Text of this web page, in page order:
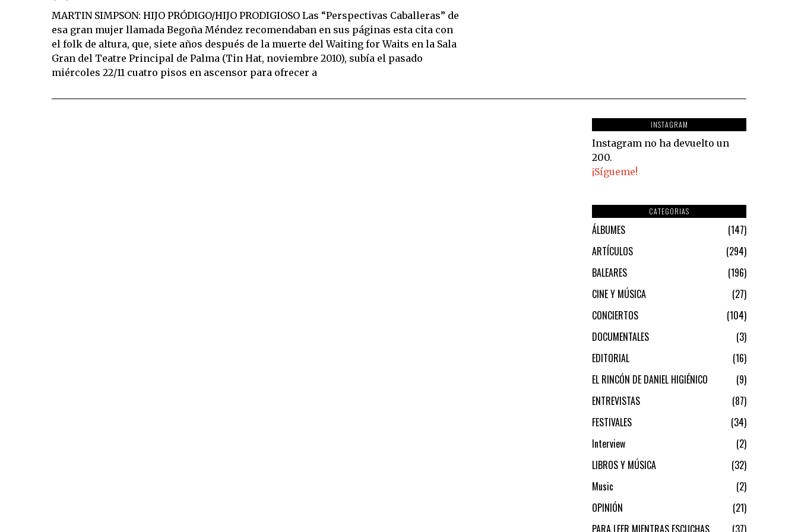
MARTIN SIMPSON: HIJO PRÓDIGO/HIJO PRODIGIOSO Las “Perspectivas Caballeras” de
esa gran mujer llamada Begoña Méndez recomendaban en sus páginas esta cita con
el folk de altura, que, siete años después de la muerte del Waiting for Waits en la Sala
Gran del Teatre Principal de Palma (Tin Hat, noviembre 2010), subía el pasado
miércoles 22/11 cuatro pisos en ascensor para ofrecer a
INSTAGRAM
Instagram no ha devuelto un
200.
¡Sígueme!
CATEGORIAS
ÁLBUMES
147
ARTÍCULOS
294
BALEARES
196
CINE Y MÚSICA
27
CONCIERTOS
104
DOCUMENTALES
3
EDITORIAL
16
EL RINCÓN DE DANIEL HIGIÉNICO
9
ENTREVISTAS
87
FESTIVALES
34
Interview
2
LIBROS Y MÚSICA
32
Music
2
OPINIÓN
21
PARA LEER MIENTRAS ESCUCHAS
37